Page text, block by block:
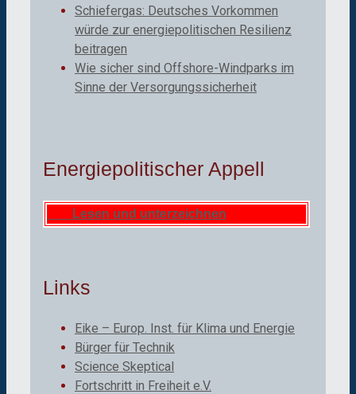
Schiefergas: Deutsches Vorkommen
würde zur energiepolitischen Resilienz
beitragen
Wie sicher sind Offshore-Windparks im
Sinne der Versorgungssicherheit
Energiepolitischer Appell
Lesen und unterzeichnen
Links
Eike – Europ. Inst. für Klima und Energie
Bürger für Technik
Science Skeptical
Fortschritt in Freiheit e.V.